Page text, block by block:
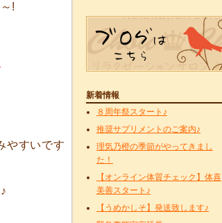
!
やすいです
新着情報
８周年祭スタート♪
推奨サプリメントのご案内♪
理気乃橙の季節がやってきまし
た！
【オンライン体質チェック】体喜
美善スタート♪
【うめかしそ】発送致します♪